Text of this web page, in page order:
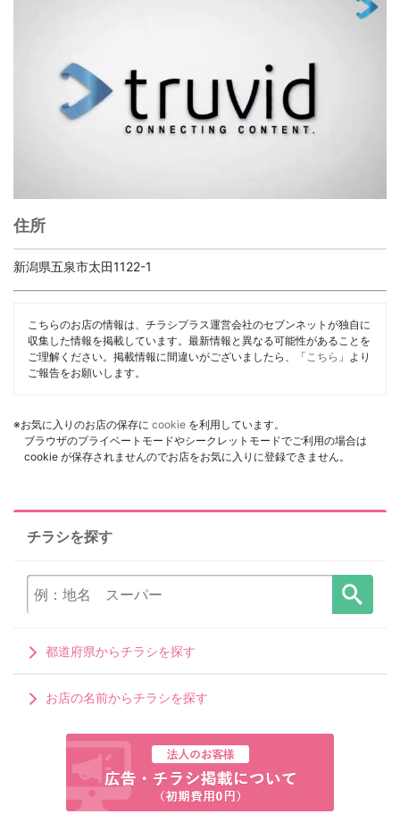
住所
新潟県五泉市太田1122-1
こちらのお店の情報は、チラシプラス運営会社のセブンネットが独自に
収集した情報を掲載しています。最新情報と異なる可能性があることを
ご理解ください。掲載情報に間違いがございましたら、「 こちら 」より
ご報告をお願いします。
※お気に入りのお店の保存に cookie を利用しています。
ブラウザのプライベートモードやシークレットモードでご利用の場合は
cookie が保存されませんのでお店をお気に入りに登録できません。
チラシを探す
都道府県からチラシを探す
お店の名前からチラシを探す